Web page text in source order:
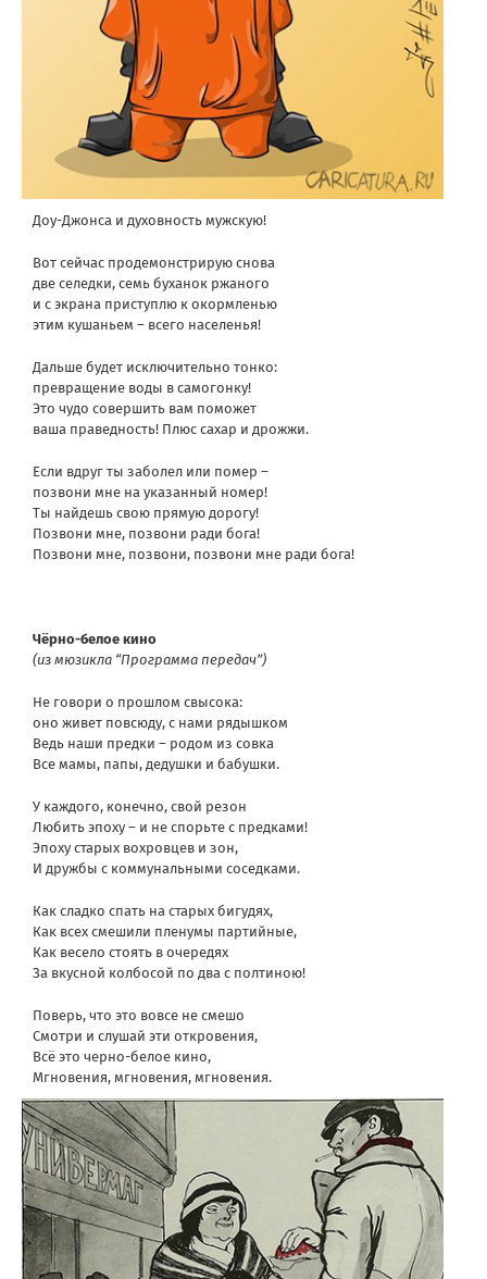
Доу-Джонса и духовность мужскую!
Вот сейчас продемонстрирую снова
две селедки, семь буханок ржаного
и с экрана приступлю к окормленью
этим кушаньем – всего населенья!
Дальше будет исключительно тонко:
превращение воды в самогонку!
Это чудо совершить вам поможет
ваша праведность! Плюс сахар и дрожжи.
Если вдруг ты заболел или помер –
позвони мне на указанный номер!
Ты найдешь свою прямую дорогу!
Позвони мне, позвони ради бога!
Позвони мне, позвони, позвони мне ради бога!
Чёрно-белое кино
(из мюзикла “Программа передач”)
Не говори о прошлом свысока:
оно живет повсюду, с нами рядышком
Ведь наши предки – родом из совка
Все мамы, папы, дедушки и бабушки.
У каждого, конечно, свой резон
Любить эпоху – и не спорьте с предками!
Эпоху старых вохровцев и зон,
И дружбы с коммунальными соседками.
Как сладко спать на старых бигудях,
Как всех смешили пленумы партийные,
Как весело стоять в очередях
За вкусной колбосой по два с полтиною!
Поверь, что это вовсе не смешо
Смотри и слушай эти откровения,
Всё это черно-белое кино,
Мгновения, мгновения, мгновения.